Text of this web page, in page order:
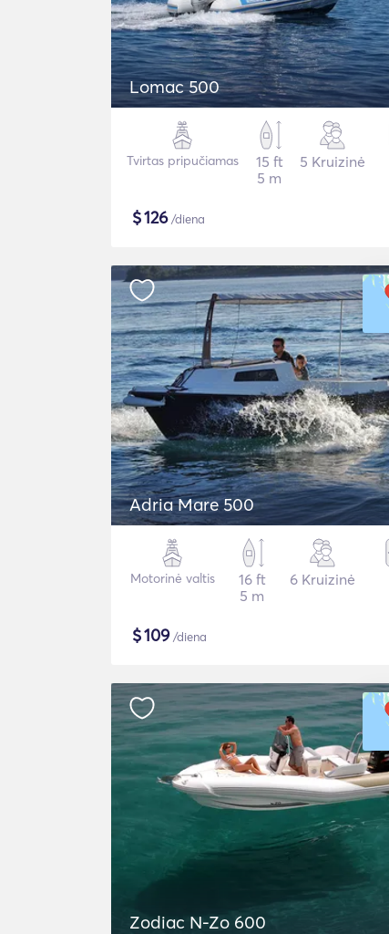
Lomac 500
Tvirtas pripučiamas
15 ft
5 m
5 Kruizinė
$126/diena
Adria Mare 500
Motorinė valtis
16 ft
5 m
6 Kruizinė
$109/diena
Zodiac N-Zo 600